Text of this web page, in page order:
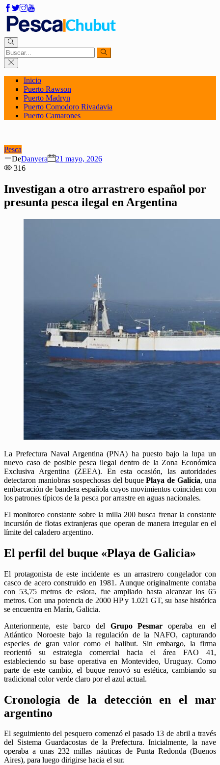
Inicio
Puerto Rawson
Puerto Madryn
Puerto Comodoro Rivadavia
Puerto Camarones
Pesca
DeAuthor
Danyera
Posted
21 mayo, 2026
316
Investigan a otro arrastrero español por
presunta pesca ilegal en Argentina
La Prefectura Naval Argentina (PNA) ha puesto bajo la lupa un
nuevo caso de posible pesca ilegal dentro de la Zona Económica
Exclusiva Argentina (ZEEA). En esta ocasión, las autoridades
detectaron maniobras sospechosas del buquePlaya de Galicia, una
embarcación de bandera española cuyos movimientos coinciden con
los patrones típicos de la pesca por arrastre en aguas nacionales.
El monitoreo constante sobre la milla 200 busca frenar la constante
incursión de flotas extranjeras que operan de manera irregular en el
límite del caladero argentino.
El perfil del buque «Playa de Galicia»
El protagonista de este incidente es un arrastrero congelador con
casco de acero construido en 1981. Aunque originalmente contaba
con 53,75 metros de eslora, fue ampliado hasta alcanzar los 65
metros. Con una potencia de 2000 HP y 1.021 GT, su base histórica
se encuentra en Marín, Galicia.
Anteriormente, este barco del Grupo Pesmar operaba en el
Atlántico Noroeste bajo la regulación de la NAFO, capturando
especies de gran valor como el halibut. Sin embargo, la firma
reorientó su estrategia comercial hacia el área FAO 41,
estableciendo su base operativa en Montevideo, Uruguay. Como
parte de este cambio, el buque renovó su estética, cambiando su
tradicional color verde claro por el azul actual.
Cronología de la detección en el mar
argentino
El seguimiento del pesquero comenzó el pasado 13 de abril a través
del Sistema Guardacostas de la Prefectura. Inicialmente, la nave
operaba a unas 232 millas náuticas de Punta Redonda (Buenos
Aires), para luego dirigirse hacia el sur.